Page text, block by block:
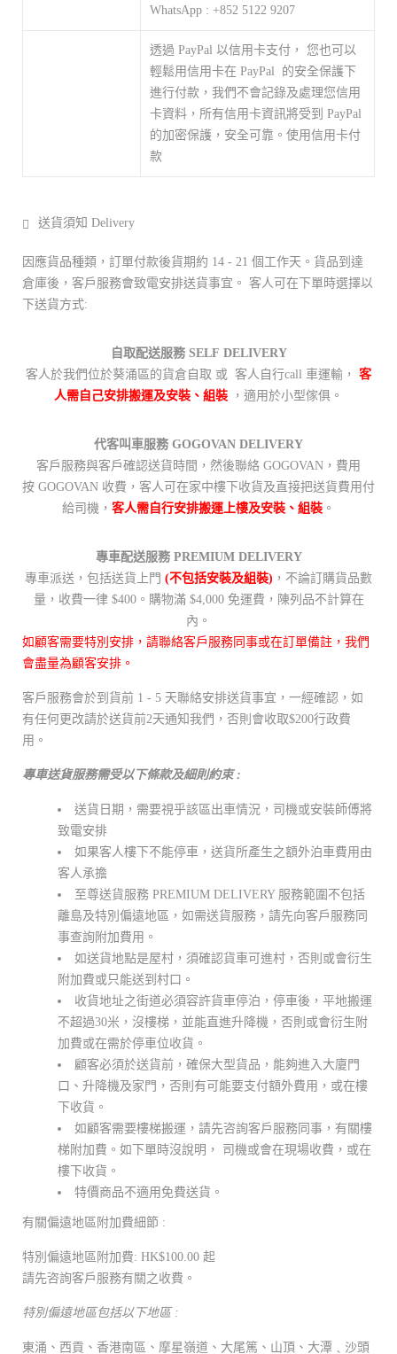
WhatsApp : +852 5122 9207
透過 PayPal 以信用卡支付， 您也可以
輕鬆用信用卡在 PayPal 的安全保護下
進行付款，我們不會記錄及處理您信用
卡資料，所有信用卡資訊將受到 PayPal
的加密保護，安全可靠。使用信用卡付
款
送貨須知 Delivery
因應貨品種類，訂單付款後貨期約 14 - 21 個工作天。貨品到達
倉庫後，客戶服務會致電安排送貨事宜。 客人可在下單時選擇以
下送貨方式:
自取配送服務 SELF DELIVERY
客人於我們位於葵涌區的貨倉自取 或 客人自行call 車運輸， 客
人需自己安排搬運及安裝、組裝 ，適用於小型傢俱。
代客叫車服務 GOGOVAN DELIVERY
客戶服務與客戶確認送貨時間，然後聯絡 GOGOVAN，費用
按 GOGOVAN 收費，客人可在家中樓下收貨及直接把送貨費用付
給司機， 客人需自行安排搬運上樓及安裝、組裝 。
專車配送服務 PREMIUM DELIVERY
專車派送，包括送貨上門 (不包括安裝及組裝) ，不論訂購貨品數
量，收費一律 $400。購物滿 $4,000 免運費，陳列品不計算在
內。
如顧客需要特別安排，請聯絡客戶服務同事或在訂單備註，我們
會盡量為顧客安排。
客戶服務會於到貨前 1 - 5 天聯絡安排送貨事宜，一經確認，如
有任何更改請於送貨前2天通知我們，否則會收取$200行政費
用。
專車送貨服務需受以下條款及細則約束 :
送貨日期，需要視乎該區出車情況，司機或安裝師傅將
致電安排
如果客人樓下不能停車，送貨所產生之額外泊車費用由
客人承擔
至尊送貨服務 PREMIUM DELIVERY 服務範圍不包括
離島及特別偏遠地區，如需送貨服務，請先向客戶服務同
事查詢附加費用。
如送貨地點是屋村，須確認貨車可進村，否則或會衍生
附加費或只能送到村口。
收貨地址之街道必須容許貨車停泊，停車後，平地搬運
不超過30米，沒樓梯，並能直進升降機，否則或會衍生附
加費或在需於停車位收貨。
顧客必須於送貨前，確保大型貨品，能夠進入大廈門
口、升降機及家門，否則有可能要支付額外費用，或在樓
下收貨。
如顧客需要樓梯搬運，請先咨詢客戶服務同事，有關樓
梯附加費。如下單時沒說明， 司機或會在現場收費，或在
樓下收貨。
特價商品不適用免費送貨。
有關偏遠地區附加費細節 :
特別偏遠地區附加費: HK$100.00 起
請先咨詢客戶服務有關之收費。
特別偏遠地區包括以下地區 :
東涌、西貢、香港南區、摩星嶺道、大尾篤、山頂、大潭﹑沙頭